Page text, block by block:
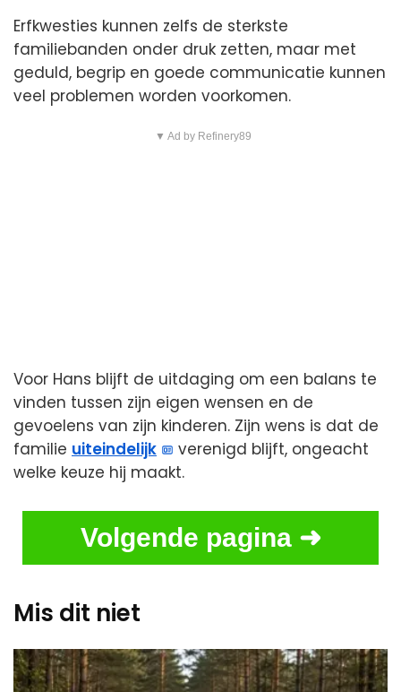
Erfkwesties kunnen zelfs de sterkste
familiebanden onder druk zetten, maar met
geduld, begrip en goede communicatie kunnen
veel problemen worden voorkomen.
▼ Ad by Refinery89
Voor Hans blijft de uitdaging om een balans te
vinden tussen zijn eigen wensen en de
gevoelens van zijn kinderen. Zijn wens is dat de
familie uiteindelijk
verenigd blijft, ongeacht
welke keuze hij maakt.
Volgende pagina ➜
Mis dit niet